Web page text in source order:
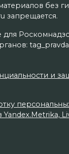
без
запрещается.
для
и